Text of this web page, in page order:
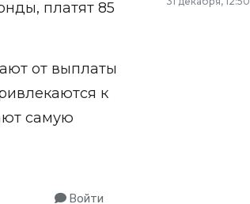
платят 85
от выплаты
к
самую
Войти